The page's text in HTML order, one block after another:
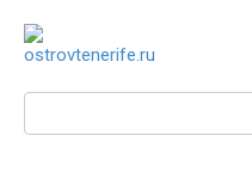
контенту
Поиск: